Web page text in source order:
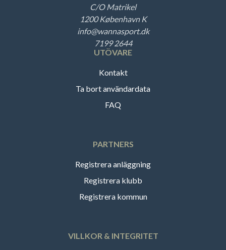
C/O Matrikel
1200 København K
info@wannasport.dk
7199 2644
UTÖVARE
Kontakt
Ta bort användardata
FAQ
PARTNERS
Registrera anläggning
Registrera klubb
Registrera kommun
VILLKOR & INTEGRITET